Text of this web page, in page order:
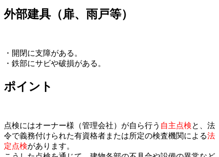
外部建具（扉、雨戸等）
・開閉に支障がある。
・鉄部にサビや破損がある。
ポイント
点検にはオーナー様（管理会社）が自ら行う 自主点検と、法
令で義務付けられた有資格者または所定の検査機関による法
定点検があります。